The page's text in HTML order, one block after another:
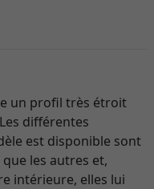
un profil très étroit
différentes
est disponible sont
les autres et,
intérieure, elles lui